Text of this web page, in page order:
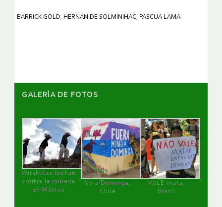
BARRICK GOLD, HERNÁN DE SOLMINIHAC, PASCUA LAMA
GALERÌA DE FOTOS
Wirakutas luchan
contra la minería
en México
No a Dominga,
Chile
VALE mata,
Brasil